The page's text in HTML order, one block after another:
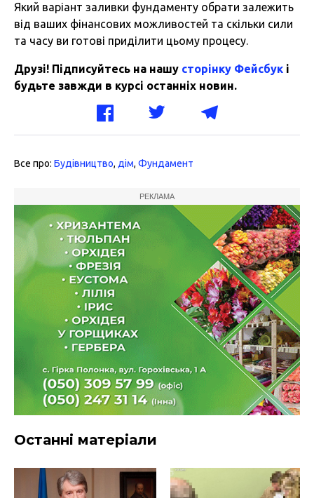
Який варіант заливки фундаменту обрати залежить
від ваших фінансових можливостей та скільки сили
та часу ви готові приділити цьому процесу.
Друзі! Підписуйтесь на нашу сторінку Фейсбук і
будьте завжди в курсі останніх новин.
Все про: Будівництво, дім, Фундамент
РЕКЛАМА
Останні матеріали